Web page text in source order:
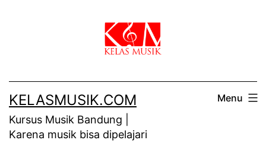
KELASMUSIK.COM
Kursus Musik Bandung |
Karena musik bisa dipelajari
Menu